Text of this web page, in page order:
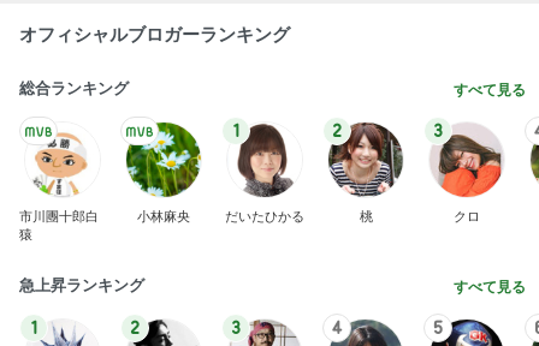
オフィシャルブロガーランキング
総合ランキング すべて見る
市川團十郎白
猿
小林麻央
1
だいたひかる
2
桃
3
クロ
急上昇ランキング すべて見る
1 2 3 4 5